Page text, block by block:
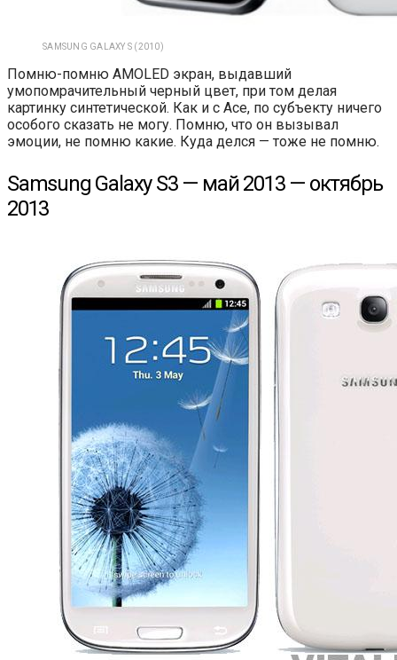
SAMSUNG GALAXY S (2010)
Помню-помню AMOLED экран, выдавший
умопомрачительный черный цвет, при том делая
картинку синтетической. Как и с Ace, по субъекту ничего
особого сказать не могу. Помню, что он вызывал
эмоции, не помню какие. Куда делся — тоже не помню.
Samsung Galaxy S3 — май 2013 — октябрь
2013